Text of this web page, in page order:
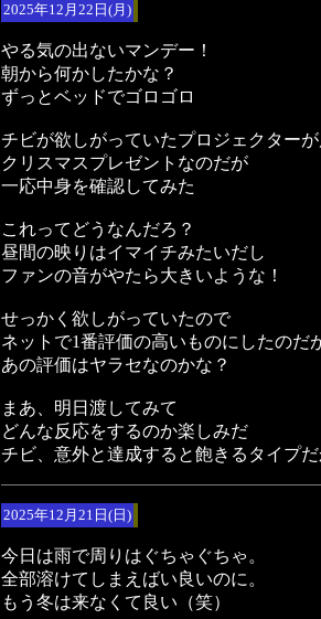
2025年12月22日(月)
やる気の出ないマンデー！
朝から何かしたかな？
ずっとベッドでゴロゴロ
チビが欲しがっていたプロジェクター
クリスマスプレゼントなのだが
一応中身を確認してみた
これってどうなんだろ？
昼間の映りはイマイチみたいだし
ファンの音がやたら大きいような！
せっかく欲しがっていたので
ネットで1番評価の高いものにしたのだ
あの評価はヤラセなのかな？
まあ、明日渡してみて
どんな反応をするのか楽しみだ
チビ、意外と達成すると飽きるタイプ
2025年12月21日(日)
今日は雨で周りはぐちゃぐちゃ。
全部溶けてしまえばい良いのに。
もう冬は来なくて良い（笑）